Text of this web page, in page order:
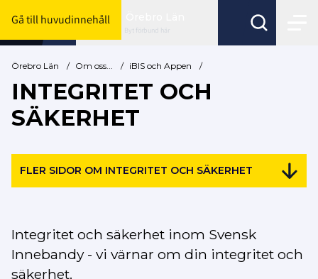
Gå till huvudinnehåll
Byt förbund här
Örebro Län / Om oss... / iBIS och Appen /
INTEGRITET OCH
SÄKERHET
FLER SIDOR OM INTEGRITET OCH SÄKERHET
Integritet och säkerhet inom Svensk
Innebandy - vi värnar om din integritet och
säkerhet.